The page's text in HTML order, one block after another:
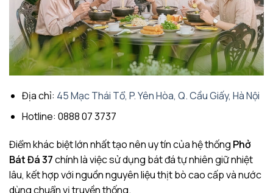
Địa chỉ: 45 Mạc Thái Tổ, P. Yên Hòa, Q. Cầu Giấy, Hà Nội
Hotline: 0888 07 3737
Điểm khác biệt lớn nhất tạo nên uy tín của hệ thống Phở
Bát Đá 37chính là việc sử dụng bát đá tự nhiên giữ nhiệt
lâu, kết hợp với nguồn nguyên liệu thịt bò cao cấp và nước
dùng chuẩn vị truyền thống.